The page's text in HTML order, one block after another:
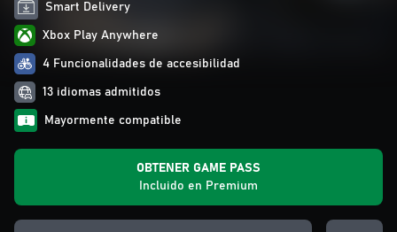
Smart Delivery
Xbox Play Anywhere
4 Funcionalidades de accesibilidad
13 idiomas admitidos
Mayormente compatible
OBTENER GAME PASS
Incluido en Premium